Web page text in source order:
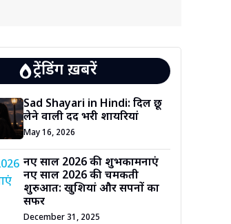
ट्रेंडिंग ख़बरें
Sad Shayari in Hindi: दिल छू
लेने वाली दर्द भरी शायरियां
May 16, 2026
नए साल 2026 की शुभकामनाएं
नए साल 2026 की चमकती
शुरुआत: खुशियां और सपनों का
सफर
December 31, 2025